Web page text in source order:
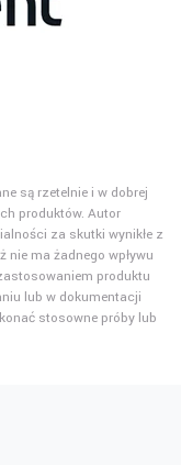
są rzetelnie i w dobrej
produktów. Autor
za skutki wynikłe z
nie ma żadnego wpływu
produktu
lub w dokumentacji
stosowne próby lub